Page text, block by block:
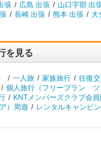
張 / 広島 出張 / 山口宇部 出
/ 長崎 出張 / 熊本 出張 / 大
を見る
/ 一人旅 / 家族旅行 / 往復
/ 個人旅行（フリープラン ツ
/ KNTメンバーズクラブ会
）周遊 / レンタルキャンピ